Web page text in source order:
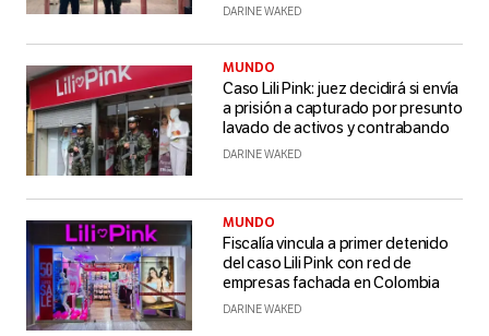
DARINE WAKED
MUNDO
Caso Lili Pink: juez decidirá si envía
a prisión a capturado por presunto
lavado de activos y contrabando
DARINE WAKED
MUNDO
Fiscalía vincula a primer detenido
del caso Lili Pink con red de
empresas fachada en Colombia
DARINE WAKED